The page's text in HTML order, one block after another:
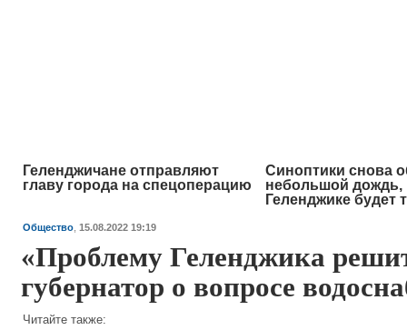
Геленджичане отправляют
главу города на спецоперацию
Синоптики снова
небольшой дождь,
Геленджике будет
Общество 15.08.2022 19:19
«Проблему Геленджика
губернатор о вопросе
Читайте также: